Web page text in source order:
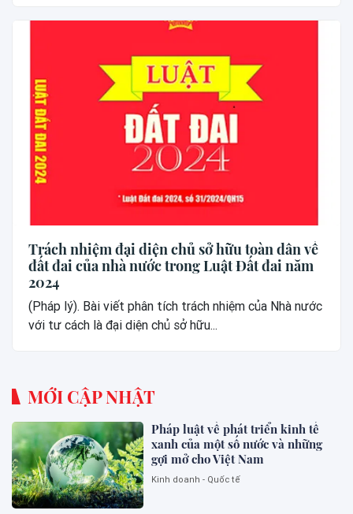
Trách nhiệm đại diện chủ sở hữu toàn dân về
đất đai của nhà nước trong Luật Đất đai năm
2024
(Pháp lý). Bài viết phân tích trách nhiệm của Nhà nước
với tư cách là đại diện chủ sở hữu...
MỚI CẬP NHẬT
Pháp luật về phát triển kinh tế
xanh của một số nước và những
gợi mở cho Việt Nam
Kinh doanh - Quốc tế